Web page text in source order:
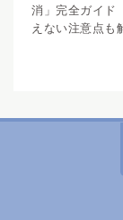
消」完全ガイド
えない注意点も